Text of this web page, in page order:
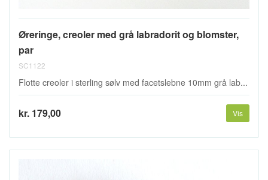
Øreringe, creoler med grå labradorit og blomster,
par
SC1122
Flotte creoler i sterling sølv med facetslebne 10mm grå lab...
kr. 179,00 Vis